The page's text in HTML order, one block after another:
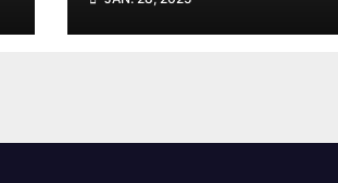
Messestart mit Fokus
auf Aktivurlaub